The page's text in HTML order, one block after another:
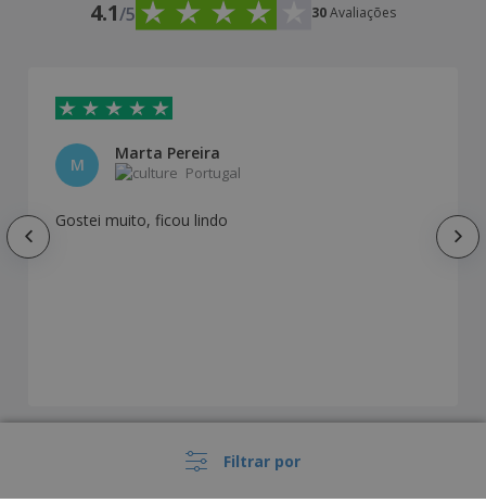
Filtrar por
4.1/5 30Avaliações
M
Marta Pereira
Portugal
Gostei muito, ficou lindo
Como os nossos clientes personalizaram o